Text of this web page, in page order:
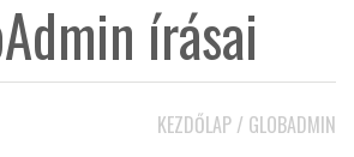
írásai
KEZDŐLAP / GLOBADMIN